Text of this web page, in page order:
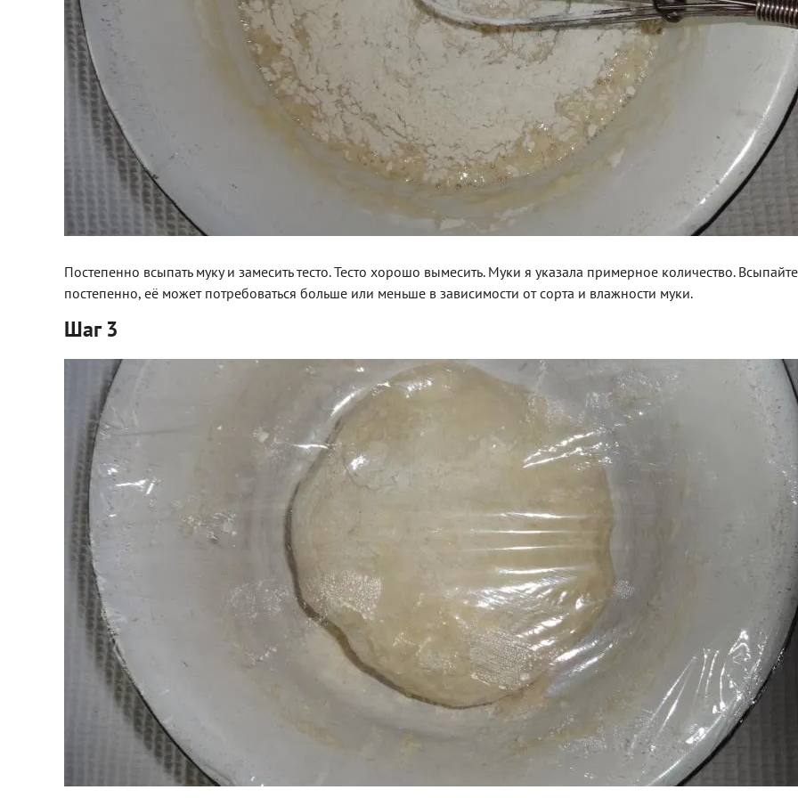
Постепенно всыпать муку и замесить тесто. Тесто хорошо вымесить. Муки я указала примерное количество.
постепенно, её может потребоваться больше или меньше в зависимости от сорта и влажности муки.
Шаг 3